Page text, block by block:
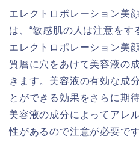
エレクトロポレーション美
は、“敏感肌の人は注意をす
エレクトロポレーション美
質層に穴をあけて美容液の
きます。美容液の有効な成
とができる効果をさらに期
美容液の成分によってアレ
性があるので注意が必要です